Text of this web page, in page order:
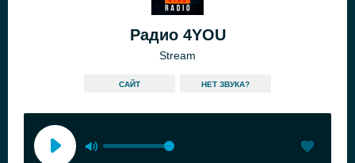
Радио 4YOU
Stream
САЙТ HЕТ ЗВУКА?